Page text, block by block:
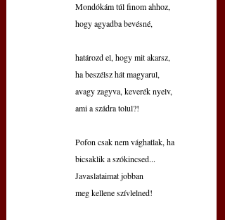
Mondókám túl finom ahhoz,
hogy agyadba bevésné,
határozd el, hogy mit akarsz,
ha beszélsz hát magyarul,
avagy zagyva, keverék nyelv,
ami a szádra tolul?!
Pofon csak nem vághatlak, ha
bicsaklik a szókincsed...
Javaslataimat jobban
meg kellene szívlelned!